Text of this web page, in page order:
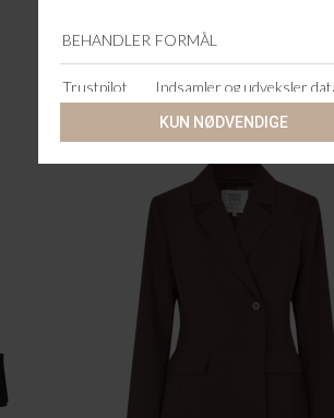
DKK 1.999,95